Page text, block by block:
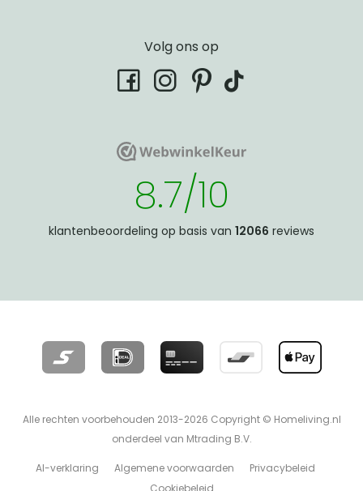
Volg ons op
facebookinstagram
pinterest
tiktok
WebwinkelKeurWebwinkelKeur
8.7/10
klantenbeoordeling op basis van 12066 reviews
Alle rechten voorbehouden 2013-2026 Copyright © Homeliving.nl
onderdeel van Mtrading B.V.
AI-verklaring Algemene voorwaarden
Privacybeleid
Cookiebeleid